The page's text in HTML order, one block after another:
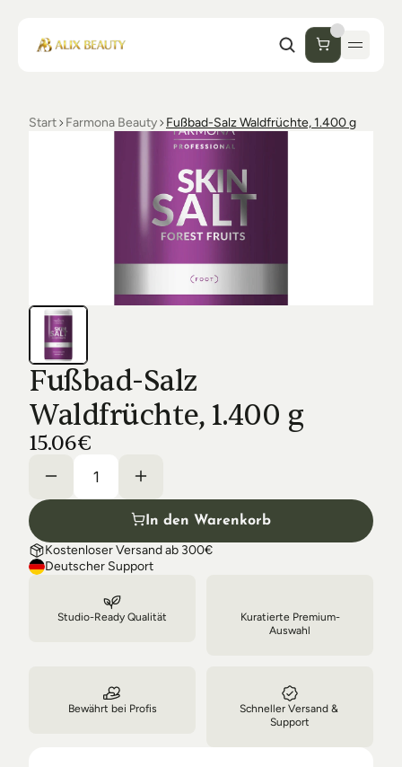
Start
Einrichtung Studio
Desinfektion
Alix Beauty
Ästhetik
Luxmer
Contact
FAQs
Orders & Returns
Shipping & Delivery
Support
Start Farmona Beauty Fußbad-Salz Waldfrüchte, 1.400 g
Fußbad-Salz
Waldfrüchte, 1.400 g
15.06€
In den Warenkorb
Kostenloser Versand ab 300€
Deutscher Support
Studio-Ready Qualität
Kuratierte Premium-
Auswahl
Bewährt bei Profis
Schneller Versand &
Support